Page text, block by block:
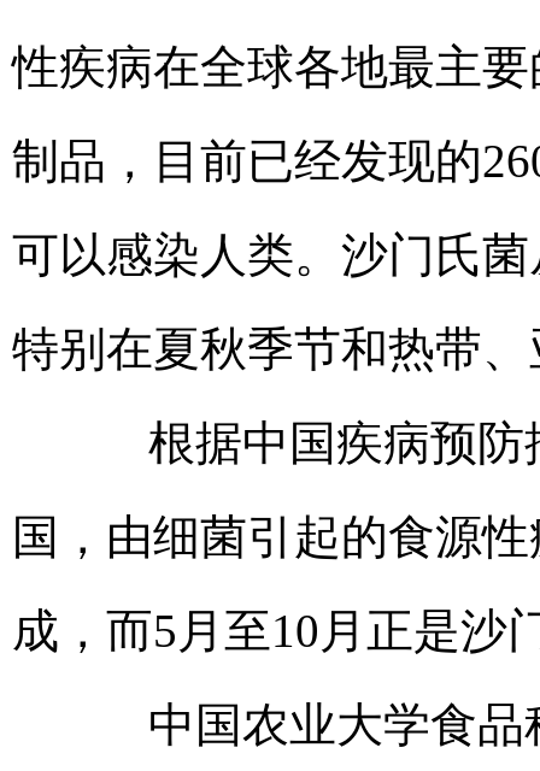
性疾病在全球各地最主
制品，目前已经发现的
可以感染人类。沙门氏
特别在夏秋季节和热带
根据中国疾病预防
国，由细菌引起的食源
成，而5月至10月正是沙
中国农业大学食品